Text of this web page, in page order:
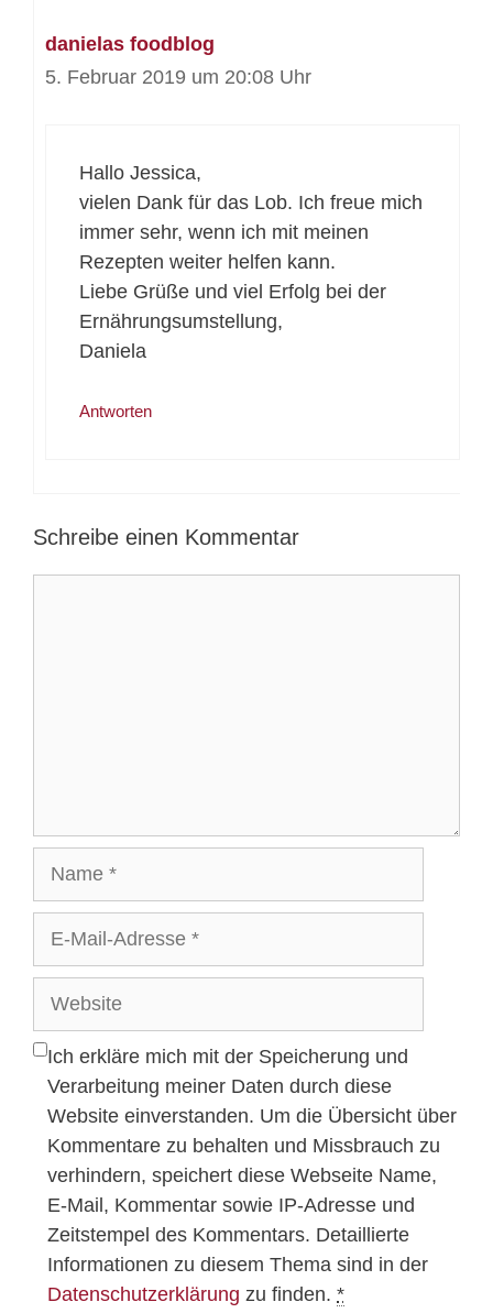
danielas foodblog
5. Februar 2019 um 20:08 Uhr
Hallo Jessica,
vielen Dank für das Lob. Ich freue mich
immer sehr, wenn ich mit meinen
Rezepten weiter helfen kann.
Liebe Grüße und viel Erfolg bei der
Ernährungsumstellung,
Daniela
Antworten
Schreibe einen Kommentar
Adresse
Ich erkläre mich mit der Speicherung und
Verarbeitung meiner Daten durch diese
Website einverstanden. Um die Übersicht über
Kommentare zu behalten und Missbrauch zu
verhindern, speichert diese Webseite Name,
E-Mail, Kommentar sowie IP-Adresse und
Zeitstempel des Kommentars. Detaillierte
Informationen zu diesem Thema sind in der
Datenschutzerklärung zu finden. *